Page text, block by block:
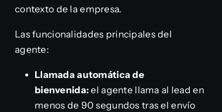
contexto de la empresa.
Las funcionalidades principales del
agente:
Llamada automática de
bienvenida:el agente llama al lead en
menos de 90 segundos tras el envío